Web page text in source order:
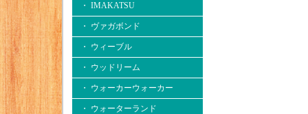
・ IMAKATSU
・ ヴァガボンド
・ ウィーブル
・ ウッドリーム
・ ウォーカーウォーカー
・ ウォーターランド